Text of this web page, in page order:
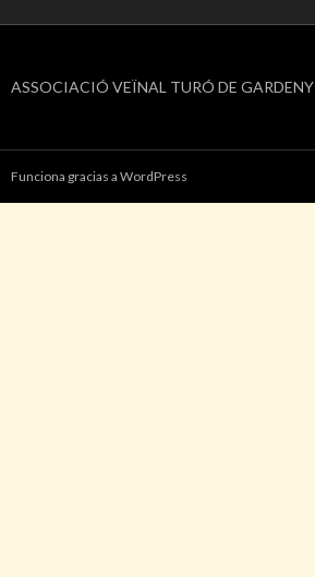
ASSOCIACIÓ VEÏNAL TURÓ DE GARDENY
Funciona gracias a WordPress